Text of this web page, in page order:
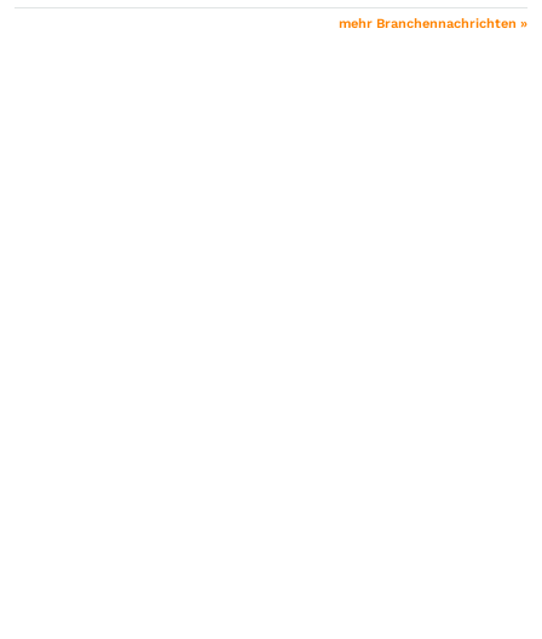
mehr Branchennachrichten »